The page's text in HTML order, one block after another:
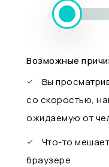
Возможные
Вы
со скоростью,
ожидаемую от
Что-то
браузере